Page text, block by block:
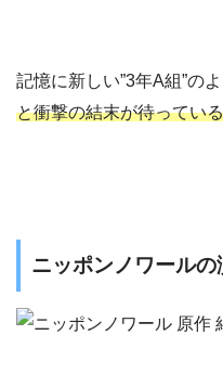
記憶に新しい”3年A組”の
と衝撃の結末が待っている
ニッポンノワールの